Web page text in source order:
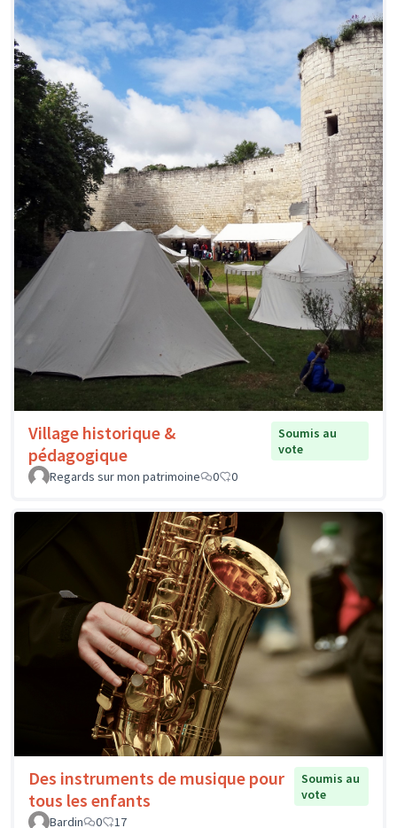
Village historique &
pédagogique
Soumis au
vote
Regards sur mon patrimoine
0 0
Des instruments de musique pour
tous les enfants
Soumis au
vote
Bardin
0 17